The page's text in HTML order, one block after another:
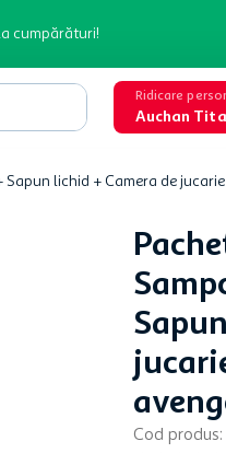
cumpărături!
Ridicare
Auchan
lichid + Camera de
Cod produs: